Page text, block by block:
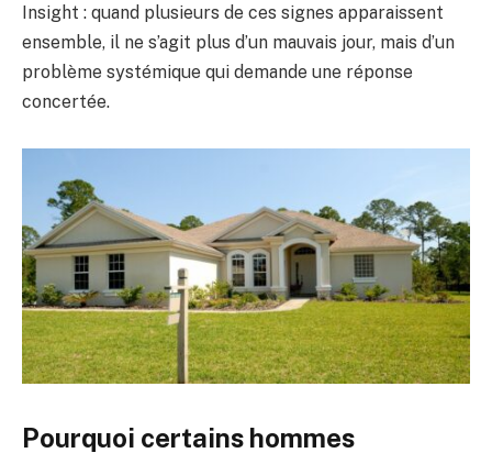
Insight : quand plusieurs de ces signes apparaissent
ensemble, il ne s’agit plus d’un mauvais jour, mais d’un
problème systémique qui demande une réponse
concertée.
Pourquoi certains hommes